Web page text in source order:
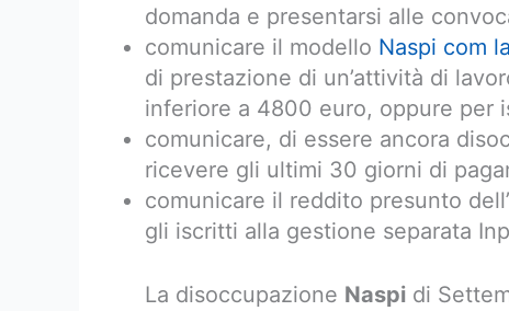
domanda e presentarsi alle
comunicare il modello Naspi com
di prestazione di un’attività di
inferiore a 4800 euro, oppure per
comunicare, di essere ancora
ricevere gli ultimi 30 giorni di
comunicare il reddito presunto
gli iscritti alla gestione separata
La disoccupazione Naspi di